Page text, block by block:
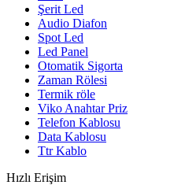
Şerit Led
Audio Diafon
Spot Led
Led Panel
Otomatik Sigorta
Zaman Rölesi
Termik röle
Viko Anahtar Priz
Telefon Kablosu
Data Kablosu
Ttr Kablo
Hızlı Erişim